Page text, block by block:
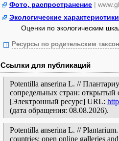
Фото, распространение |
Экологические характеристики
Оценки по экологическим
Ресурсы по родительским
Ссылки для публикаций
Potentilla anserina L. //
сопредельных стран: открытый
[Электронный ресурс] URL:
(дата обращения: 08.08.2026).
Potentilla anserina L. //
countries: open online galleries